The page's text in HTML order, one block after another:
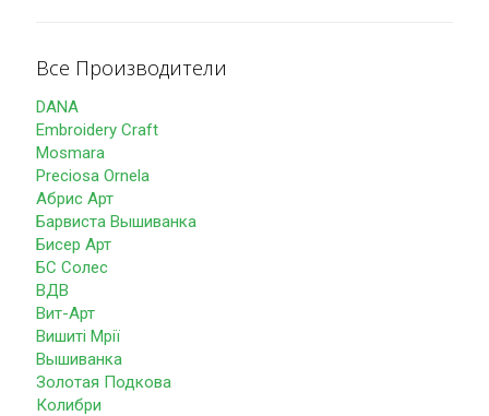
Все Производители
DANA
Embroidery Craft
Mosmara
Preciosa Ornela
Абрис Арт
Барвиста Вышиванка
Бисер Арт
БС Солес
ВДВ
Вит-Арт
Вишиті Мрії
Вышиванка
Золотая Подкова
Колибри